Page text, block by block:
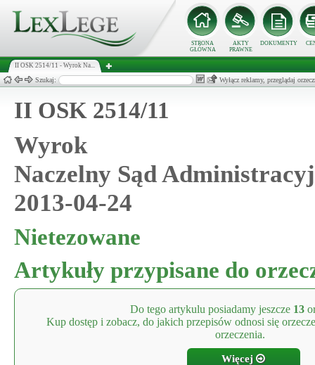
STRONA
GŁÓWNA
AKTY
PRAWNE
DOKUMENTY
II OSK 2514/11 - Wyrok Na...
Szukaj: Wyłącz reklamy, przeglądaj
II OSK 2514/11
Wyrok
Naczelny Sąd
2013-04-24
Nietezowane
Artykuły przypisane do
Do tego artykulu posiadamy jeszcze 13
Kup dostęp i zobacz, do jakich przepisów odnosi się
orzeczenia.
Więcej